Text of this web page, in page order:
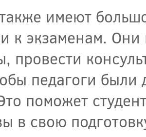
имеют
к экзаменам.
провести
педагоги были
поможет
в свою